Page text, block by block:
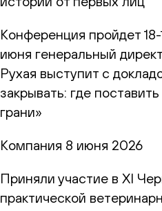
Конференция пройдет
июня генеральный
Рухая выступит с
закрывать: где
грани»
Компания 8 июня 2026
Приняли участие в XI
практической